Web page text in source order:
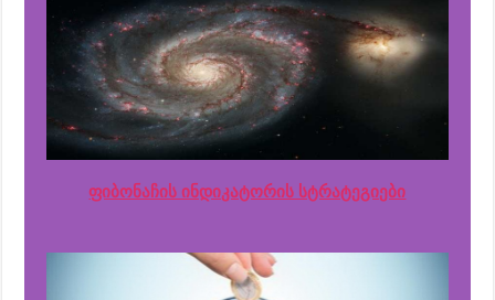
ფიბონაჩის ინდიკატორის სტრატეგიები